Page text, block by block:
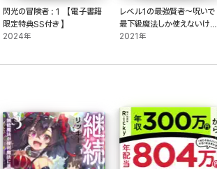
閃光の冒険者 : 1 【電子書籍
限定特典SS付き】
2024年
レベル1の最強賢者～呪いで
最下級魔法しか使えないけど、
神の勘違いで無限の魔力を手
庫)5
2021年